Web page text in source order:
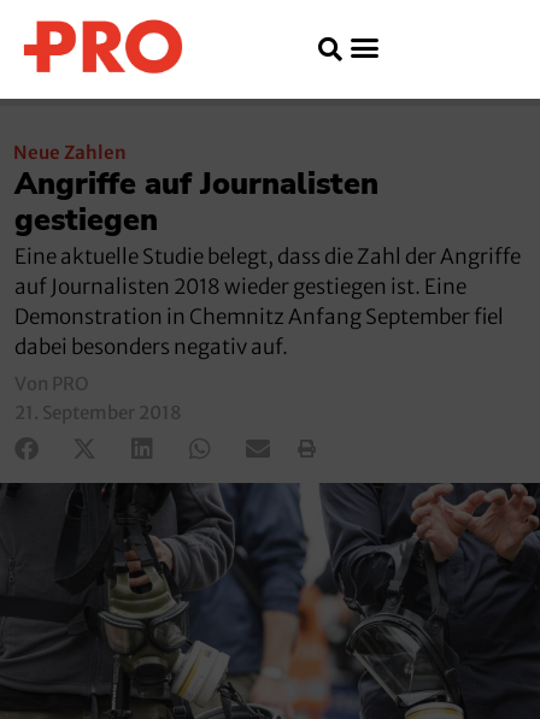
Neue Zahlen
Angriffe auf Journalisten
gestiegen
Eine aktuelle Studie belegt, dass die Zahl der Angriffe
auf Journalisten 2018 wieder gestiegen ist. Eine
Demonstration in Chemnitz Anfang September fiel
dabei besonders negativ auf.
Von PRO
21. September 2018